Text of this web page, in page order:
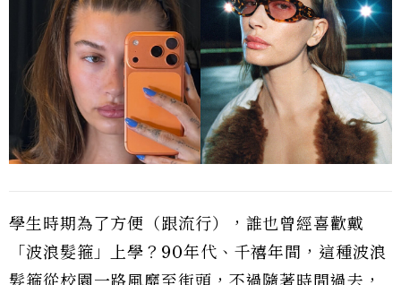
學生時期為了方便（跟流行），誰也曾經喜歡戴
「波浪髮箍」上學？90年代、千禧年間，這種波浪